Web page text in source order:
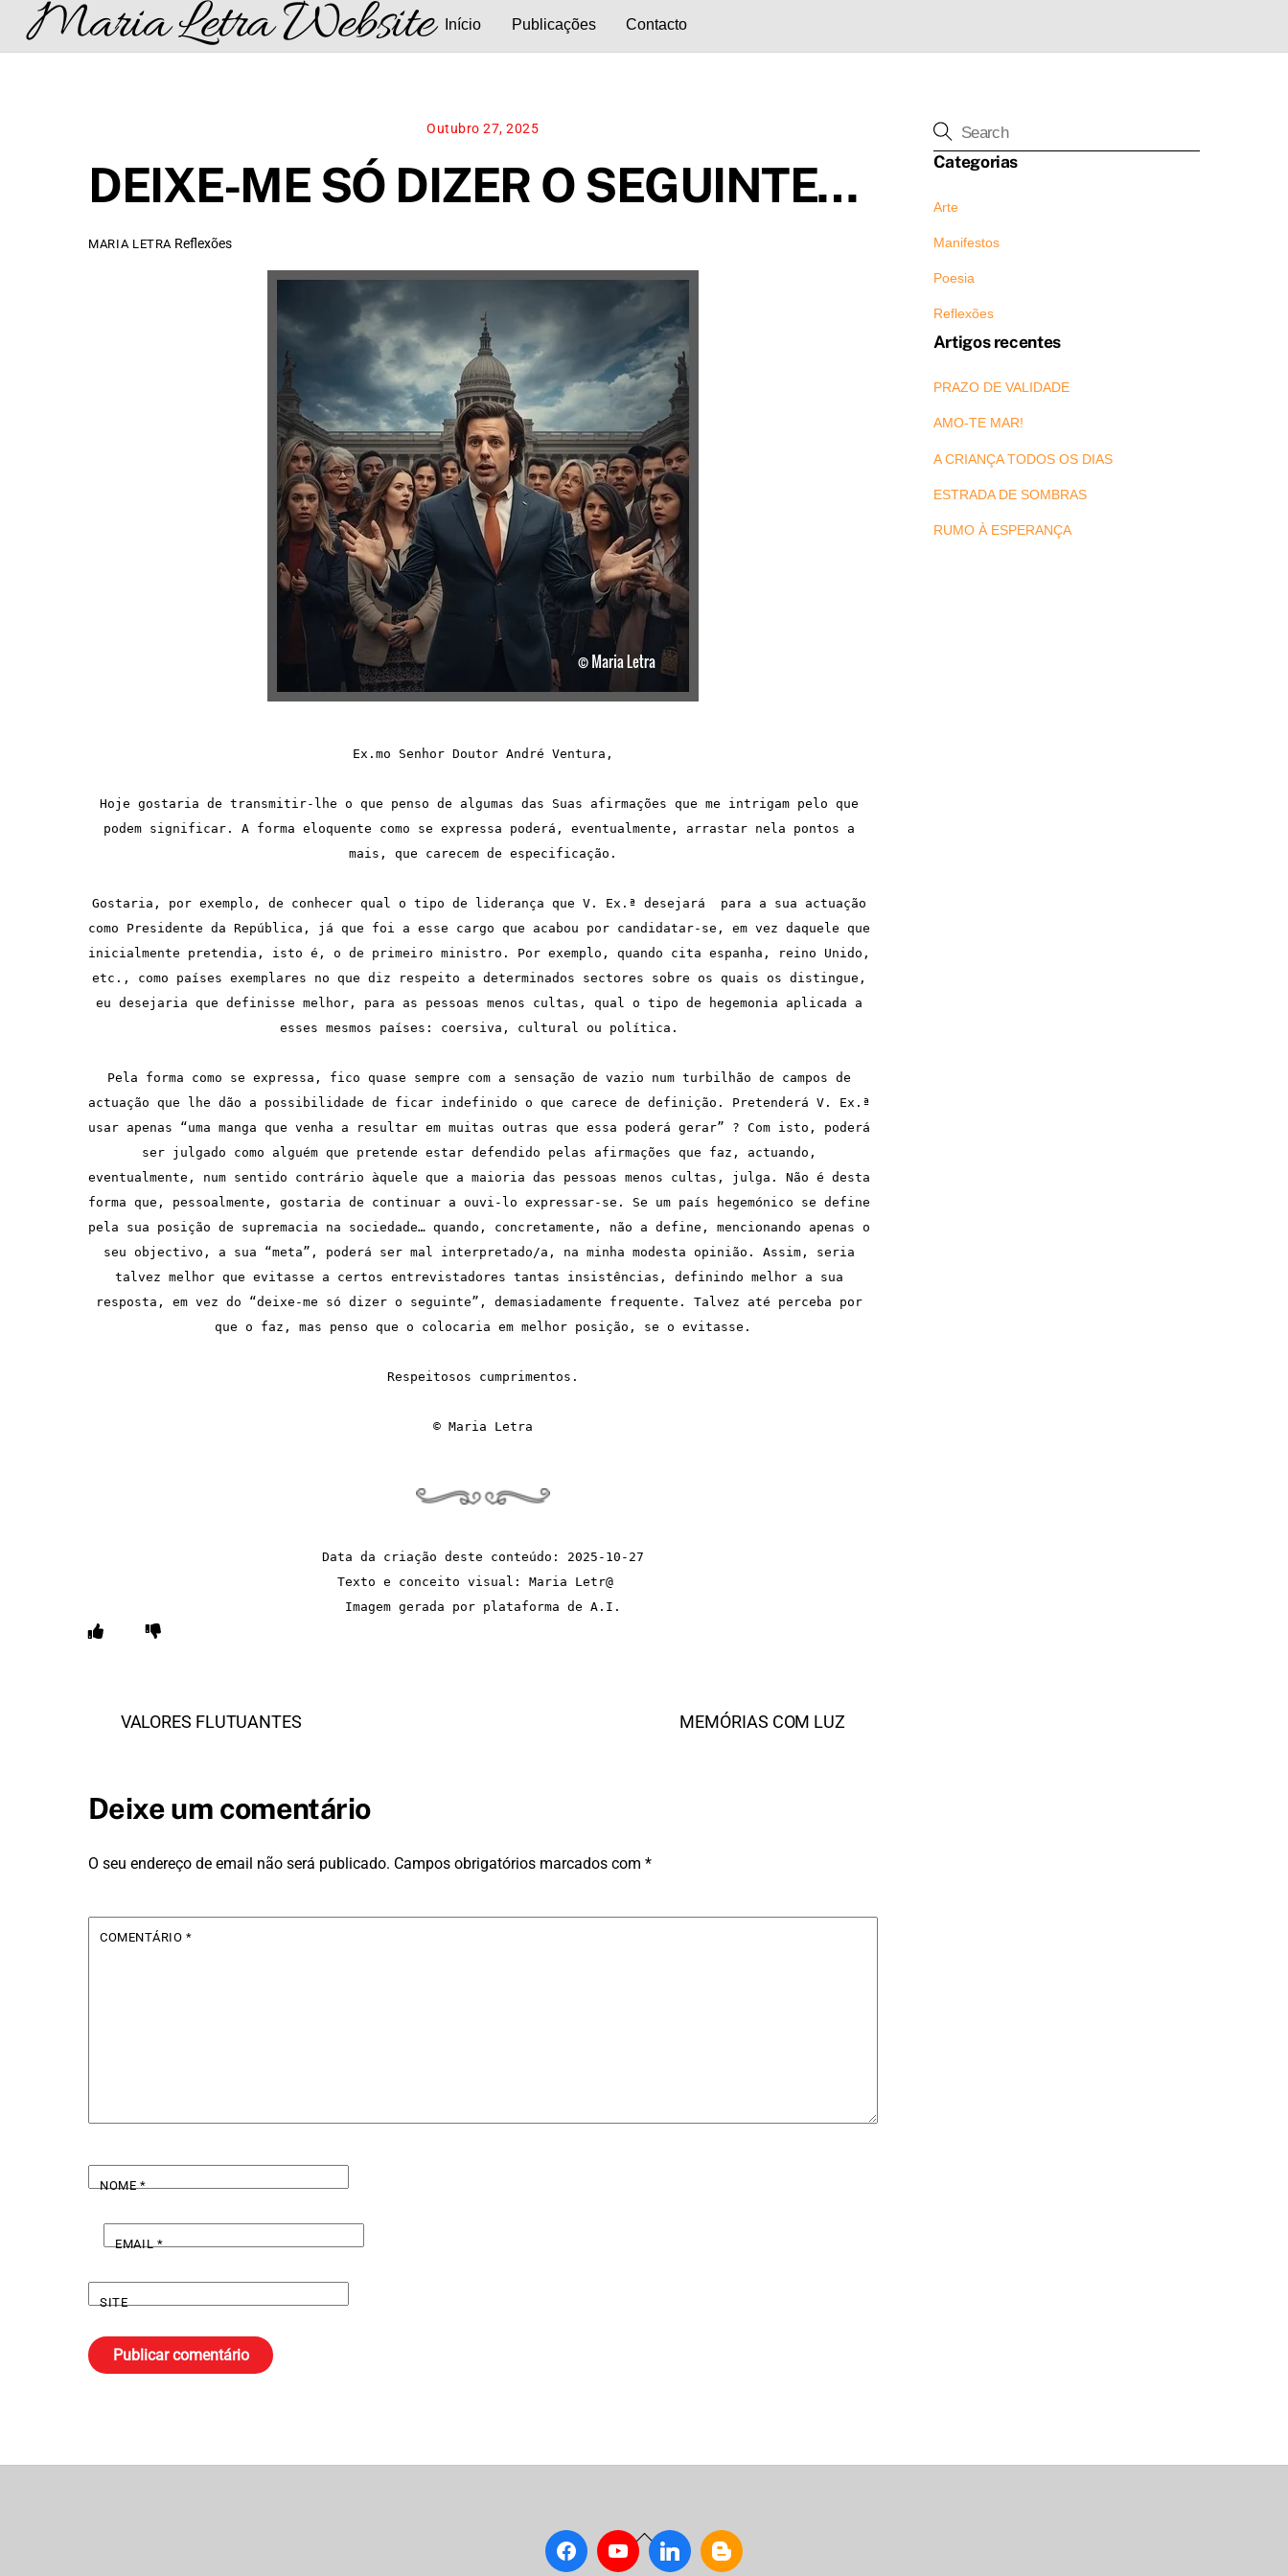
Maria Letra Website Início Publicações Contacto
Outubro 27, 2025
DEIXE-ME SÓ DIZER O SEGUINTE…
MARIA LETRA Reflexões
Ex.mo Senhor Doutor André Ventura,
Hoje gostaria de transmitir-lhe o que penso de algumas das Suas afirmações que me intrigam pelo que
podem significar. A forma eloquente como se expressa poderá, eventualmente, arrastar nela pontos a
mais, que carecem de especificação.
Gostaria, por exemplo, de conhecer qual o tipo de liderança que V. Ex.ª desejará  para a sua actuação
como Presidente da República, já que foi a esse cargo que acabou por candidatar-se, em vez daquele que
inicialmente pretendia, isto é, o de primeiro ministro. Por exemplo, quando cita espanha, reino Unido,
etc., como países exemplares no que diz respeito a determinados sectores sobre os quais os distingue,
eu desejaria que definisse melhor, para as pessoas menos cultas, qual o tipo de hegemonia aplicada a
esses mesmos países: coersiva, cultural ou política.
Pela forma como se expressa, fico quase sempre com a sensação de vazio num turbilhão de campos de
actuação que lhe dão a possibilidade de ficar indefinido o que carece de definição. Pretenderá V. Ex.ª
usar apenas “uma manga que venha a resultar em muitas outras que essa poderá gerar” ? Com isto, poderá
ser julgado como alguém que pretende estar defendido pelas afirmações que faz, actuando,
eventualmente, num sentido contrário àquele que a maioria das pessoas menos cultas, julga. Não é desta
forma que, pessoalmente, gostaria de continuar a ouvi-lo expressar-se. Se um país hegemónico se define
pela sua posição de supremacia na sociedade… quando, concretamente, não a define, mencionando apenas o
seu objectivo, a sua “meta”, poderá ser mal interpretado/a, na minha modesta opinião. Assim, seria
talvez melhor que evitasse a certos entrevistadores tantas insistências, definindo melhor a sua
resposta, em vez do “deixe-me só dizer o seguinte”, demasiadamente frequente. Talvez até perceba por
que o faz, mas penso que o colocaria em melhor posição, se o evitasse.
Respeitosos cumprimentos.
© Maria Letra
Data da criação deste conteúdo: 2025-10-27
Texto e conceito visual: Maria Letr@
Imagem gerada por plataforma de A.I.
VALORES FLUTUANTES MEMÓRIAS COM LUZ
Deixe um comentário
O seu endereço de email não será publicado. Campos obrigatórios marcados com *
COMENTÁRIO *
NOME*
EMAIL*
SITE
Categorias
Arte
Manifestos
Poesia
Reflexões
Artigos recentes
PRAZO DE VALIDADE
AMO-TE MAR!
A CRIANÇA TODOS OS DIAS
ESTRADA DE SOMBRAS
RUMO À ESPERANÇA
Back
To